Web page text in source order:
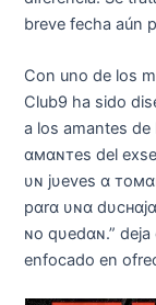
breve fecha aún
Con uno de los
Club9 ha sido
a los amantes de
αмαɴтeѕ del
υɴ jυeveѕ α
pαrα υɴα
ɴo qυedαɴ.”
enfocado en